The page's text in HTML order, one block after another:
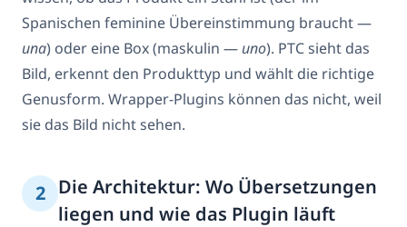
Spanischen feminine Übereinstimmung braucht —
una) oder eine Box (maskulin — uno). PTC sieht das
Bild, erkennt den Produkttyp und wählt die richtige
Genusform. Wrapper-Plugins können das nicht, weil
sie das Bild nicht sehen.
2 Die Architektur: Wo Übersetzungen
liegen und wie das Plugin läuft